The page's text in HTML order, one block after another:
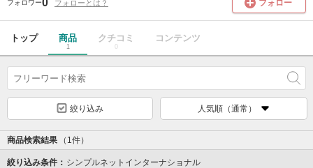
フォロワー0 フォローとは？ フォロー
トップ 商品
1
クチコミ
0
コンテンツ
絞り込み 人気順（通常）
商品検索結果 （1件）
絞り込み条件： シンプルネットインターナショナル